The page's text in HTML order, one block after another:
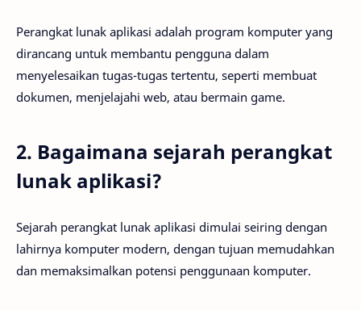
Perangkat lunak aplikasi adalah program komputer yang
dirancang untuk membantu pengguna dalam
menyelesaikan tugas-tugas tertentu, seperti membuat
dokumen, menjelajahi web, atau bermain game.
2. Bagaimana sejarah perangkat
lunak aplikasi?
Sejarah perangkat lunak aplikasi dimulai seiring dengan
lahirnya komputer modern, dengan tujuan memudahkan
dan memaksimalkan potensi penggunaan komputer.